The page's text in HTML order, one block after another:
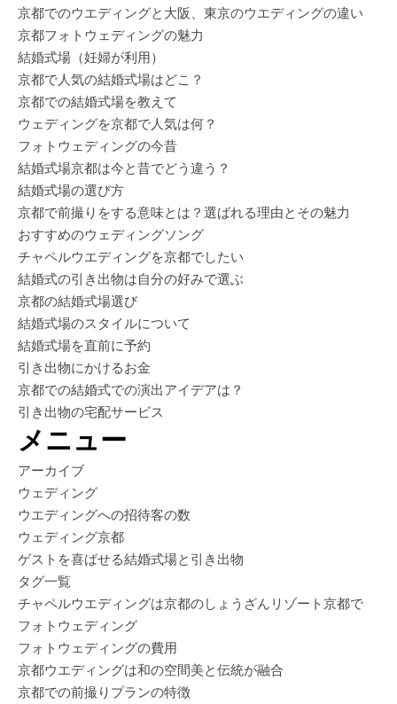
京都でのウエディングと大阪、東京のウエディングの違い
京都フォトウェディングの魅力
結婚式場（妊婦が利用）
京都で人気の結婚式場はどこ？
京都での結婚式場を教えて
ウェディングを京都で人気は何？
フォトウェディングの今昔
結婚式場京都は今と昔でどう違う？
結婚式場の選び方
京都で前撮りをする意味とは？選ばれる理由とその魅力
おすすめのウェディングソング
チャペルウエディングを京都でしたい
結婚式の引き出物は自分の好みで選ぶ
京都の結婚式場選び
結婚式場のスタイルについて
結婚式場を直前に予約
引き出物にかけるお金
京都での結婚式での演出アイデアは？
引き出物の宅配サービス
メニュー
アーカイブ
ウェディング
ウエディングへの招待客の数
ウェディング京都
ゲストを喜ばせる結婚式場と引き出物
タグ一覧
チャペルウエディングは京都のしょうざんリゾート京都で
フォトウェディング
フォトウェディングの費用
京都ウエディングは和の空間美と伝統が融合
京都での前撮りプランの特徴